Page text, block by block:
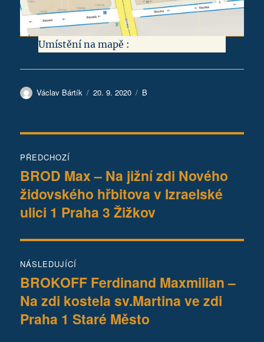
Umístění na mapě :
Autor:
Václav Bártík Publikováno:
20. 9. 2020 Rubriky:
B
pro
příspěvek
PŘEDCHOZÍ
Předchozí
příspěvek:
BROD Max – Na jižní zdi Nového
židovského hřbitova v Izraelské
ulici 1 Praha 3 Žižkov
NÁSLEDUJÍCÍ
Následující
příspěvek:
BROKOFF Ferdinand Maxmilian –
Na zdi kostela sv.Martina ve zdi
Praha 1 Staré Město